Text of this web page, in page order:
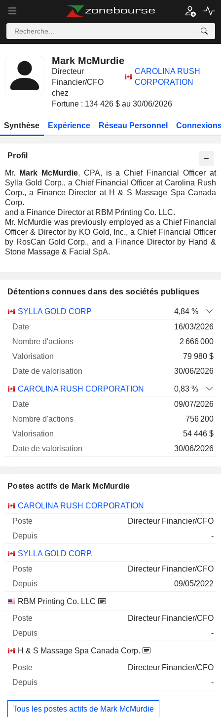
Mark McMurdie
Directeur
Financier/CFO
chez
CAROLINA RUSH
CORPORATION
Fortune : 134 426 $ au 30/06/2026
Synthèse Expérience Réseau Personnel
Profil
Mr. Mark McMurdie, CPA, is a Chief Financial Officer at
Sylla Gold Corp., a Chief Financial Officer at Carolina Rush
Corp., a Finance Director at H & S Massage Spa Canada
Corp.
and a Finance Director at RBM Printing Co. LLC.
Mr. McMurdie was previously employed as a Chief Financial
Officer & Director by KO Gold, Inc., a Chief Financial Officer
by RosCan Gold Corp., and a Finance Director by Hand &
Stone Massage & Facial SpA.
Détentions connues dans des sociétés publiques
Nombre
Date de
SYLLA GOLD CORP
4,84 %
16/03/2026
2 666 000
79 980 $
30/06/2026
CAROLINA RUSH CORPORATION
0,83 %
09/07/2026
756 200
54 446 $
30/06/2026
Postes actifs de Mark McMurdie
Sociétés Poste Début
CAROLINA RUSH CORPORATION
Directeur Financier/CFO
-
SYLLA GOLD CORP.
Directeur Financier/CFO
09/05/2022
RBM Printing Co. LLC
Directeur Financier/CFO
-
H & S Massage Spa Canada Corp.
Directeur Financier/CFO
-
Tous les postes actifs de Mark McMurdie